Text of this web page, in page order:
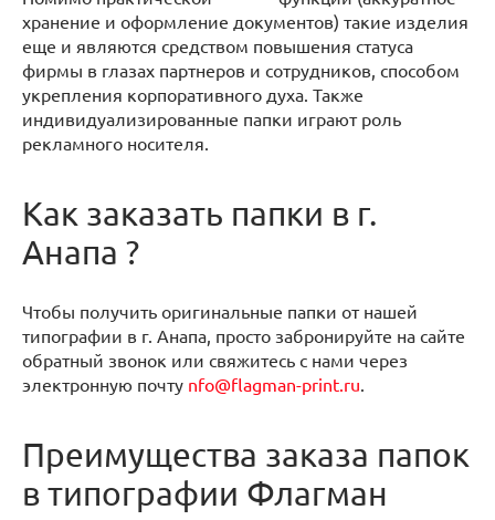
хранение и оформление документов) такие изделия
еще и являются средством повышения статуса
фирмы в глазах партнеров и сотрудников, способом
укрепления корпоративного духа. Также
индивидуализированные папки играют роль
рекламного носителя.
Как заказать папки в г.
Анапа ?
Чтобы получить оригинальные папки от нашей
типографии в г. Анапа, просто забронируйте на сайте
обратный звонок или свяжитесь с нами через
электронную почту nfo@flagman-print.ru.
Преимущества заказа папок
в типографии Флагман